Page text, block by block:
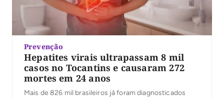
Prevenção
Hepatites virais ultrapassam 8 mil
casos no Tocantins e causaram 272
mortes em 24 anos
Mais de 826 mil brasileiros já foram diagnosticados